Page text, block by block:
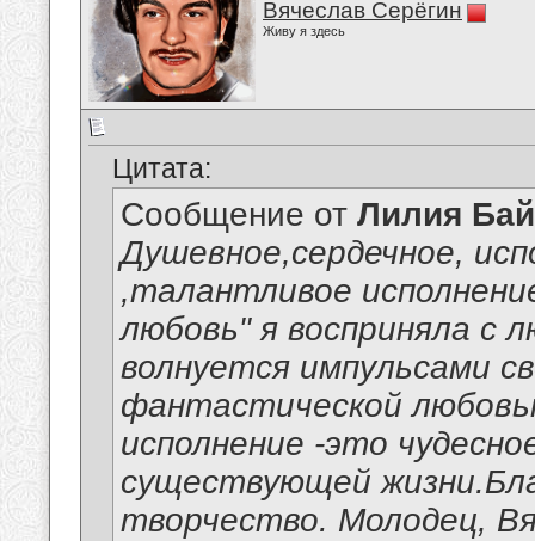
Вячеслав Серёгин
Живу я здесь
Цитата:
Сообщение от Лилия
Душевное,сердечное,
,талантливое
любовь" я восприняла с
волнуется импульсами
фантастической
исполнение -это
существующей
творчество. Молодец,